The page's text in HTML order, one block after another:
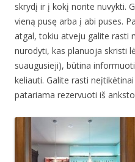
skrydį ir į kokį norite nuvykti.
vieną pusę arba į abi puses.
atgal, tokiu atveju galite rasti
nurodyti, kas planuoja skristi
suaugusieji), būtina
keliauti. Galite rasti
patariama rezervuoti iš